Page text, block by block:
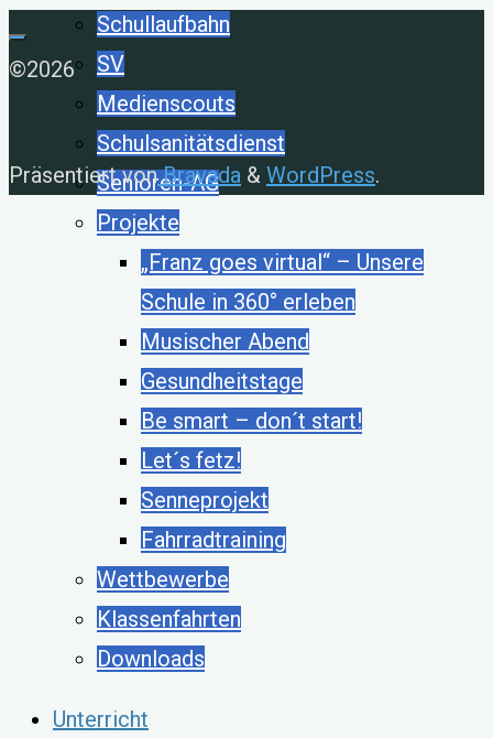
Schullaufbahn
SV
Medienscouts
Schulsanitätsdienst
Senioren-AG
Projekte
„Franz goes virtual“ – Unsere
Schule in 360° erleben
Musischer Abend
Gesundheitstage
Be smart – don´t start!
Let´s fetz!
Senneprojekt
Fahrradtraining
Wettbewerbe
Klassenfahrten
Downloads
Unterricht
©2026
Präsentiert vonBravada & WordPress.